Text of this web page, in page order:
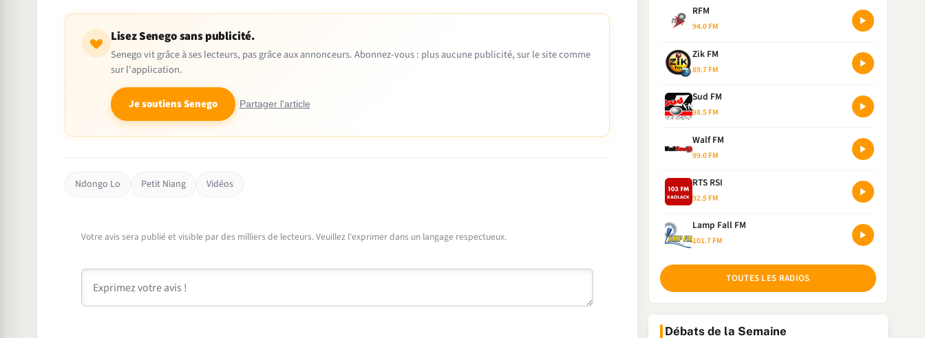
Lisez Senego sans publicité.
Senego vit grâce à ses lecteurs, pas grâce aux annonceurs. Abonnez-vous : plus aucune publicité, sur le site comme
sur l'application.
Je soutiens Senego Partager l'article
Ndongo Lo Petit Niang Vidéos
Votre avis sera publié et visible par des milliers de lecteurs. Veuillez l'exprimer dans un langage respectueux.
RFM
94.0 FM
Zik FM
89.7 FM
Sud FM
98.5 FM
Walf FM
99.0 FM
RTS RSI
92.5 FM
Lamp Fall FM
101.7 FM
TOUTES LES RADIOS
Débats de la Semaine